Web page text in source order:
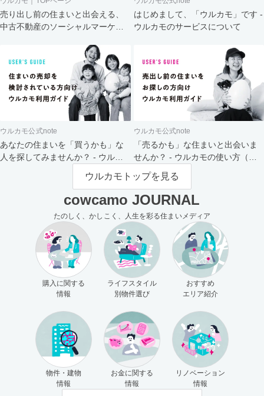
売り出し前の住まいと出会える、
中古不動産のソーシャルマーケッ
はじめまして、「ウルカモ」です -
ウルカモのサービスについて
ウルカモ公式note
あなたの住まいを「買うかも」な
人を探してみませんか？ - ウルカ
ウルカモ公式note
「売るかも」な住まいと出会いま
せんか？ - ウルカモの使い方（買
主さま向け）
ウルカモトップを見る
cowcamo JOURNAL
たのしく、かしこく、人生を彩る住まいメディア
購入に関する
情報
ライフスタイル
別物件選び
おすすめ
エリア紹介
物件・建物
情報
お金に関する
情報
リノベーション
情報